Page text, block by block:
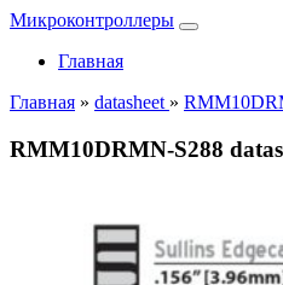
Микроконтроллеры
Главная
Главная » datasheet »
RMM10DRMN-S288